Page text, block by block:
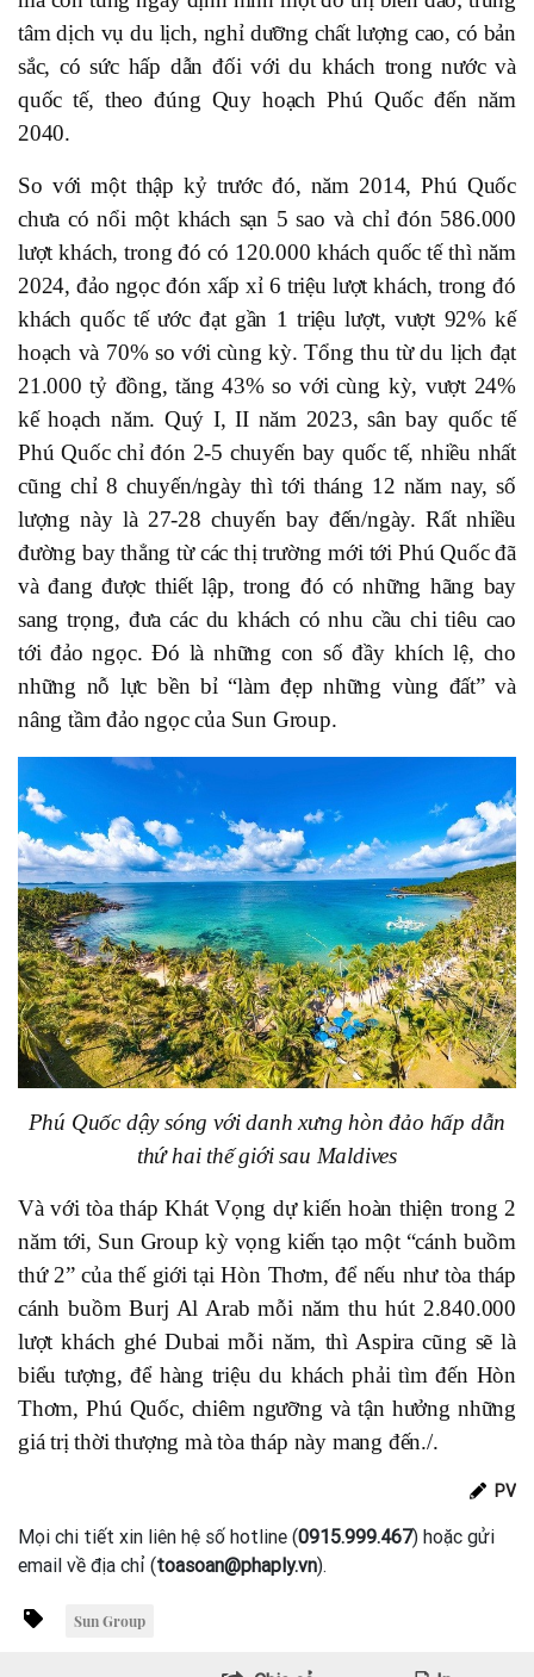
tâm dịch vụ du lịch, nghỉ dưỡng chất lượng cao, có bản
sắc, có sức hấp dẫn đối với du khách trong nước và
quốc tế, theo đúng Quy hoạch Phú Quốc đến năm
2040.
So với một thập kỷ trước đó, năm 2014, Phú Quốc
chưa có nổi một khách sạn 5 sao và chỉ đón 586.000
lượt khách, trong đó có 120.000 khách quốc tế thì năm
2024, đảo ngọc đón xấp xỉ 6 triệu lượt khách, trong đó
khách quốc tế ước đạt gần 1 triệu lượt, vượt 92% kế
hoạch và 70% so với cùng kỳ. Tổng thu từ du lịch đạt
21.000 tỷ đồng, tăng 43% so với cùng kỳ, vượt 24%
kế hoạch năm. Quý I, II năm 2023, sân bay quốc tế
Phú Quốc chỉ đón 2-5 chuyến bay quốc tế, nhiều nhất
cũng chỉ 8 chuyến/ngày thì tới tháng 12 năm nay, số
lượng này là 27-28 chuyến bay đến/ngày. Rất nhiều
đường bay thẳng từ các thị trường mới tới Phú Quốc đã
và đang được thiết lập, trong đó có những hãng bay
sang trọng, đưa các du khách có nhu cầu chi tiêu cao
tới đảo ngọc. Đó là những con số đầy khích lệ, cho
những nỗ lực bền bỉ “làm đẹp những vùng đất” và
nâng tầm đảo ngọc của Sun Group.
Phú Quốc dậy sóng với danh xưng hòn đảo hấp dẫn
thứ hai thế giới sau Maldives
Và với tòa tháp Khát Vọng dự kiến hoàn thiện trong 2
năm tới, Sun Group kỳ vọng kiến tạo một “cánh buồm
thứ 2” của thế giới tại Hòn Thơm, để nếu như tòa tháp
cánh buồm Burj Al Arab mỗi năm thu hút 2.840.000
lượt khách ghé Dubai mỗi năm, thì Aspira cũng sẽ là
biểu tượng, để hàng triệu du khách phải tìm đến Hòn
Thơm, Phú Quốc, chiêm ngưỡng và tận hưởng những
giá trị thời thượng mà tòa tháp này mang đến./.
PV
Mọi chi tiết xin liên hệ số hotline (0915.999.467) hoặc gửi
email về địa chỉ (toasoan@phaply.vn).
Sun Group